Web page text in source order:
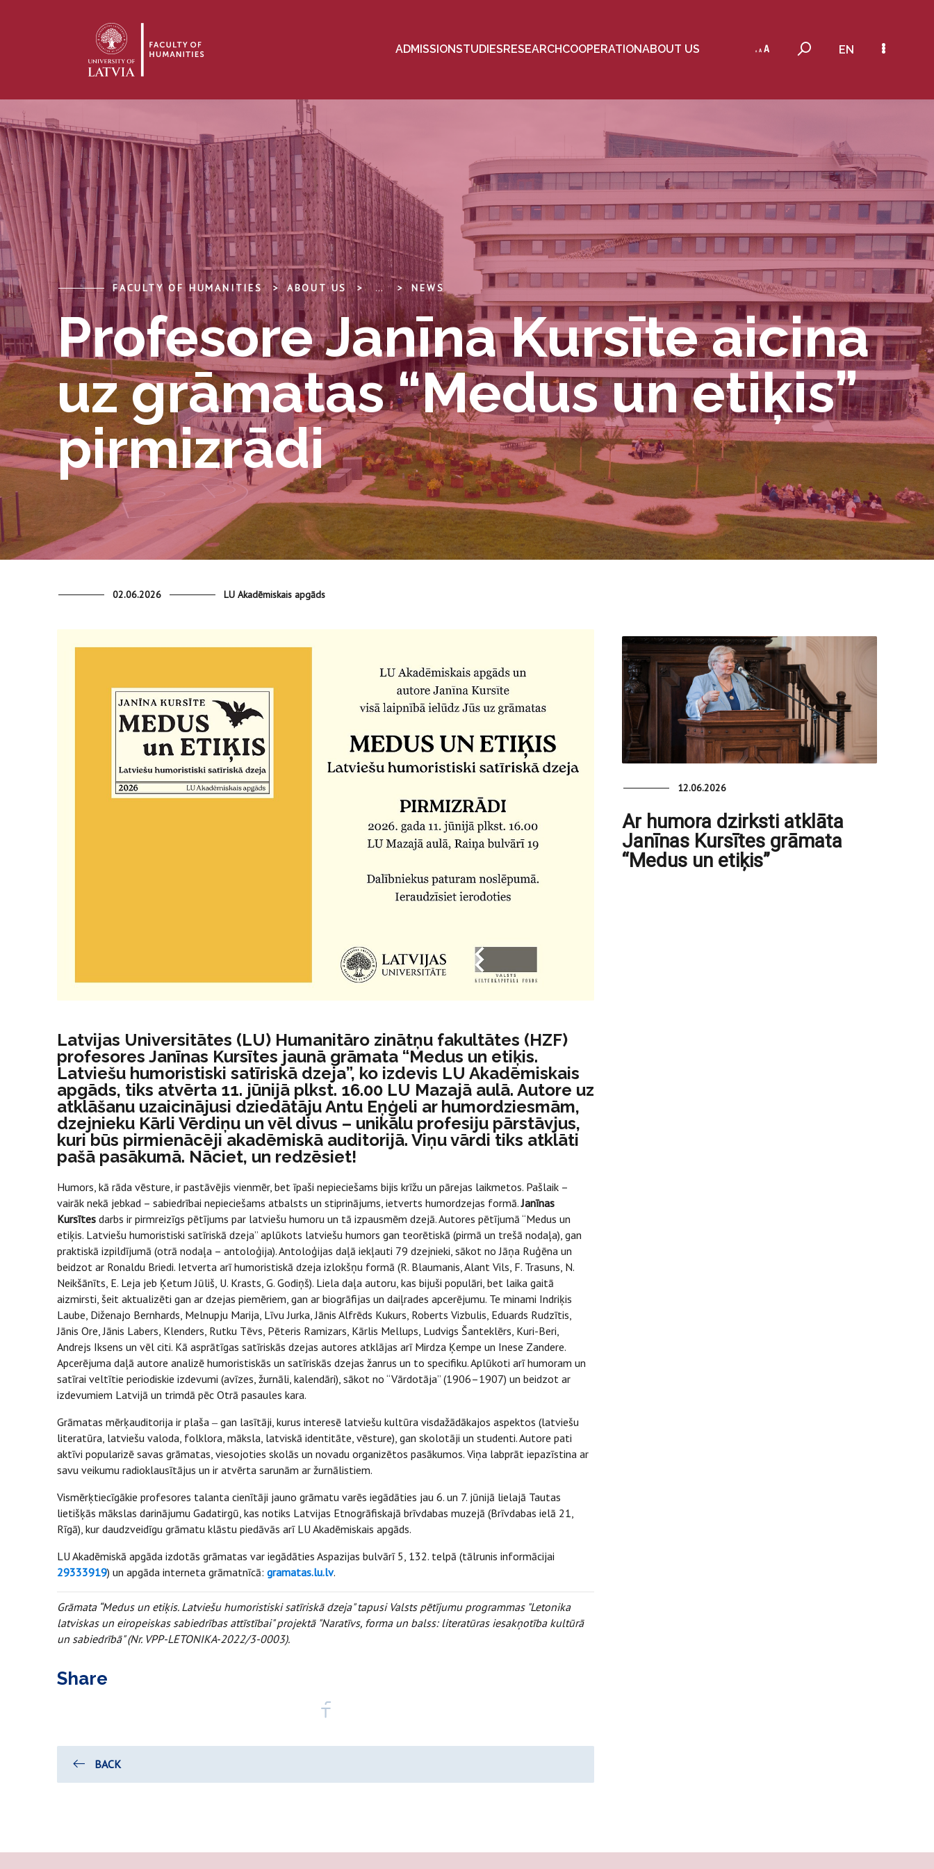
ADMISSIONSTUDIESRESEARCHCOOPERATIONABOUT US EN
FACULTY OF HUMANITIES ABOUT US ... NEWS
Profesore Janīna Kursīte aicina
uz grāmatas “Medus un etiķis”
pirmizrādi
02.06.2026 LU Akadēmiskais apgāds
Latvijas Universitātes (LU) Humanitāro zinātņu fakultātes (HZF)
profesores Janīnas Kursītes jaunā grāmata “Medus un etiķis.
Latviešu humoristiski satīriskā dzeja”, ko izdevis LU Akadēmiskais
apgāds, tiks atvērta 11. jūnijā plkst. 16.00 LU Mazajā aulā. Autore uz
atklāšanu uzaicinājusi dziedātāju Antu Eņģeli ar humordziesmām,
dzejnieku Kārli Vērdiņu un vēl divus – unikālu profesiju pārstāvjus,
kuri būs pirmienācēji akadēmiskā auditorijā. Viņu vārdi tiks atklāti
pašā pasākumā. Nāciet, un redzēsiet!
Humors, kā rāda vēsture, ir pastāvējis vienmēr, bet īpaši nepieciešams bijis krīžu un pārejas laikmetos. Pašlaik –
vairāk nekā jebkad – sabiedrībai nepieciešams atbalsts un stiprinājums, ietverts humordzejas formā.Janīnas
Kursītes darbs ir pirmreizīgs pētījums par latviešu humoru un tā izpausmēm dzejā. Autores pētījumā “Medus un
etiķis. Latviešu humoristiski satīriskā dzeja” aplūkots latviešu humors gan teorētiskā (pirmā un trešā nodaļa), gan
praktiskā izpildījumā (otrā nodaļa – antoloģija). Antoloģijas daļā iekļauti 79 dzejnieki, sākot no Jāņa Ruģēna un
beidzot ar Ronaldu Briedi. Ietverta arī humoristiskā dzeja izlokšņu formā (R. Blaumanis, Alant Vils, F. Trasuns, N.
Neikšānīts, E. Leja jeb Ķetum Jūliš, U. Krasts, G. Godiņš). Liela daļa autoru, kas bijuši populāri, bet laika gaitā
aizmirsti, šeit aktualizēti gan ar dzejas piemēriem, gan ar biogrāfijas un daiļrades apcerējumu. Te minami Indriķis
Laube, Diženajo Bernhards, Melnupju Marija, Līvu Jurka, Jānis Alfrēds Kukurs, Roberts Vizbulis, Eduards Rudzītis,
Jānis Ore, Jānis Labers, Klenders, Rutku Tēvs, Pēteris Ramizars, Kārlis Mellups, Ludvigs Šanteklērs, Kuri-Beri,
Andrejs Iksens un vēl citi. Kā asprātīgas satīriskās dzejas autores atklājas arī Mirdza Ķempe un Inese Zandere.
Apcerējuma daļā autore analizē humoristiskās un satīriskās dzejas žanrus un to specifiku. Aplūkoti arī humoram un
satīrai veltītie periodiskie izdevumi (avīzes, žurnāli, kalendāri), sākot no “Vārdotāja” (1906–1907) un beidzot ar
izdevumiem Latvijā un trimdā pēc Otrā pasaules kara.
Grāmatas mērķauditorija ir plaša ‒ gan lasītāji, kurus interesē latviešu kultūra visdažādākajos aspektos (latviešu
literatūra, latviešu valoda, folklora, māksla, latviskā identitāte, vēsture), gan skolotāji un studenti. Autore pati
aktīvi popularizē savas grāmatas, viesojoties skolās un novadu organizētos pasākumos. Viņa labprāt iepazīstina ar
savu veikumu radioklausītājus un ir atvērta sarunām ar žurnālistiem.
Vismērķtiecīgākie profesores talanta cienītāji jauno grāmatu varēs iegādāties jau 6. un 7. jūnijā lielajā Tautas
lietišķās mākslas darinājumu Gadatirgū, kas notiks Latvijas Etnogrāfiskajā brīvdabas muzejā (Brīvdabas ielā 21,
Rīgā), kur daudzveidīgu grāmatu klāstu piedāvās arī LU Akadēmiskais apgāds.
LU Akadēmiskā apgāda izdotās grāmatas var iegādāties Aspazijas bulvārī 5, 132. telpā (tālrunis informācijai
29333919) un apgāda interneta grāmatnīcā: gramatas.lu.lv.
Grāmata “Medus un etiķis. Latviešu humoristiski satīriskā dzeja" tapusi Valsts pētījumu programmas "Letonika
latviskas un eiropeiskas sabiedrības attīstībai" projektā "Naratīvs, forma un balss: literatūras iesakņotība kultūrā
un sabiedrībā" (Nr. VPP-LETONIKA-2022/3-0003).
Share
BACK
12.06.2026
Ar humora dzirksti atklāta
Janīnas Kursītes grāmata
“Medus un etiķis”